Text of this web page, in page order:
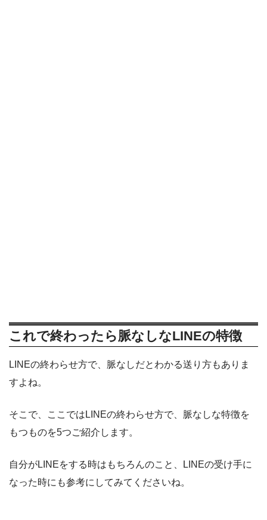
これで終わったら脈なしなLINEの特徴
LINEの終わらせ方で、脈なしだとわかる送り方もありま
すよね。
そこで、ここではLINEの終わらせ方で、脈なしな特徴を
もつものを5つご紹介します。
自分がLINEをする時はもちろんのこと、LINEの受け手に
なった時にも参考にしてみてくださいね。